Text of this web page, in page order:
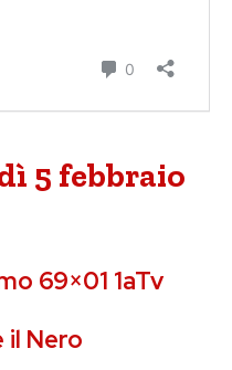
5 febbraio
69×01 1aTv
il Nero